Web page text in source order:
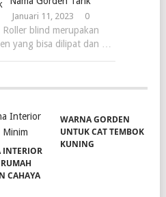
Januari 11, 2023 0
blind merupakan
yang bisa dilipat dan …
INTERIOR
CAHAYA
WARNA GORDEN
UNTUK CAT TEMBOK
KUNING